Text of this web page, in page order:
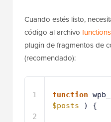
Cuando estés listo,
código al archivo
plugin de fragmentos de
(recomendado):
1
2
function
$posts
) {